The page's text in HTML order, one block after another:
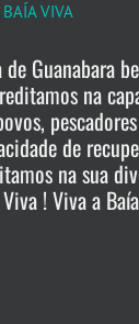
VIVA
Guanabara
na
de
na sua
! Viva a